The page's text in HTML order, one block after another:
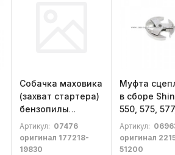
Собачка маховика
(захват стартера)
бензопилы
Shindaiwa 598,
ECHO CS510-CS620
(177218-19830)
Артикул: 07476
оригинал 177218-
19830
Муфта
в сборе
550, 575,
695 (22155-
Артикул:
оригинал
51200